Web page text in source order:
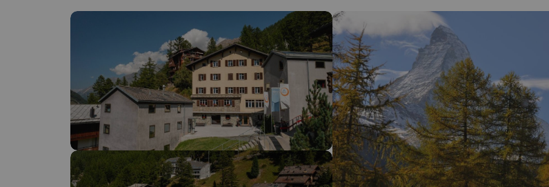
!Vaja! No hem trobat resultats que coincideixin amb la teva cerca. Intenteu modificar la destinació.
Vaja! Sembla que el nostre cercador ha perdut el nord. Quan trobi la seva brúixola torna.